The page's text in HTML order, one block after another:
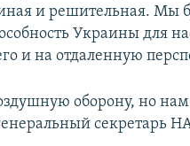
и решительная. Мы
Украины для
и на отдаленную
оборону, но
секретарь